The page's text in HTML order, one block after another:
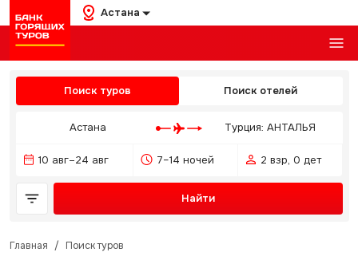
Астана
Поиск туров Поиск отелей
Астана Турция: АНТАЛЬЯ
10 авг–24 авг 7–14 ночей 2 взр, 0 дет
Найти
Главная / Поиск туров